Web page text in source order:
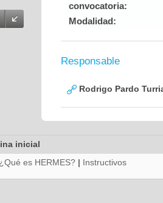
convocatoria:
Modalidad:
Responsable
Rodrigo Pardo
inicial
¿Qué es HERMES? | Instructivos